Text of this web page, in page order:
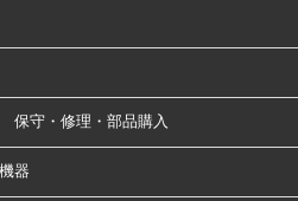
保守・修理・部品購入
器